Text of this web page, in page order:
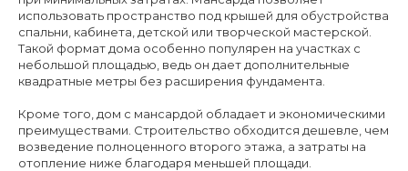
использовать пространство под крышей для обустройства
спальни, кабинета, детской или творческой мастерской.
Такой формат дома особенно популярен на участках с
небольшой площадью, ведь он дает дополнительные
квадратные метры без расширения фундамента.
Кроме того, дом с мансардой обладает и экономическими
преимуществами. Строительство обходится дешевле, чем
возведение полноценного второго этажа, а затраты на
отопление ниже благодаря меньшей площади.